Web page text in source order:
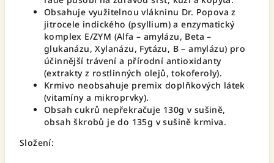
Obsahuje využitelnou vlákninu Dr. Popova z
jitrocele indického (psyllium) a enzymatický
komplex E/ZYM (Alfa – amylázu, Beta –
glukanázu, Xylanázu, Fytázu, B – amylázu) pro
účinnější trávení a přírodní antioxidanty
(extrakty z rostlinných olejů, tokoferoly).
Krmivo neobsahuje premix doplňkových látek
(vitamíny a mikroprvky).
Obsah cukrů nepřekračuje 130g v sušině,
obsah škrobů je do 135g v sušině krmiva.
Složení: